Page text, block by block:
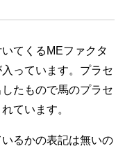
てくるMEファクタ
っています。プラセ
たもので馬のプラセ
ています。
るかの表記は無いの